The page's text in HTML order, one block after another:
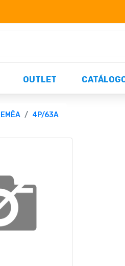
Não perca já as centenas
OUTLET
4P/63A